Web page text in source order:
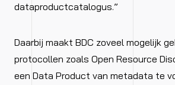
dataproductcatalogus.”
Daarbij maakt BDC zoveel mogelijk
protocollen zoals Open Resource
een Data Product van metadata te